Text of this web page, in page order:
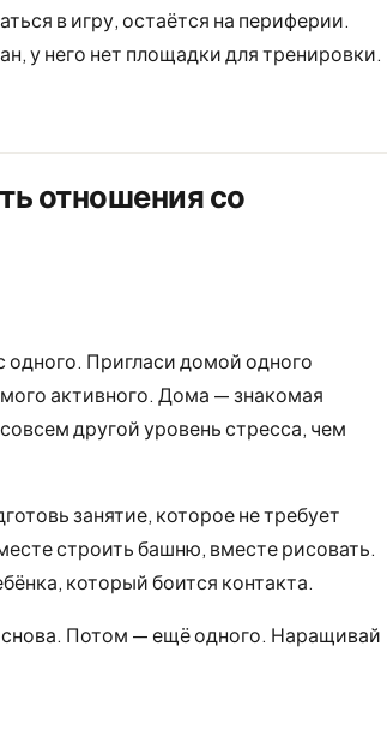
в игру, остаётся на периферии.
у него нет площадки для тренировки.
отношения со
одного. Пригласи домой одного
активного. Дома — знакомая
другой уровень стресса, чем
занятие, которое не требует
строить башню, вместе рисовать.
который боится контакта.
Потом — ещё одного. Наращивай